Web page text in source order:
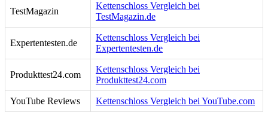
TestMagazin
Kettenschloss Vergleich bei
TestMagazin.de
Expertentesten.de
Kettenschloss Vergleich bei
Expertentesten.de
Produkttest24.com
Kettenschloss Vergleich bei
Produkttest24.com
YouTube Reviews Kettenschloss Vergleich bei YouTube.com